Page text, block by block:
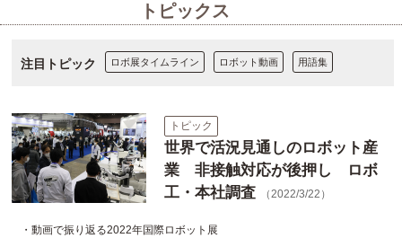
トピックス
注目トピック ロボ展タイムライン ロボット動画 用語集
トピック
世界で活況見通しのロボット産
業 非接触対応が後押し ロボ
工・本社調査
（2022/3/22）
・動画で振り返る2022年国際ロボット展